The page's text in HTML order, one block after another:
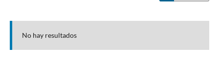
No hay resultados